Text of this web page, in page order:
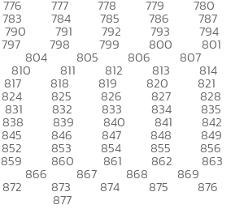
776 777 778 779 780
783 784 785 786 787
790 791 792 793 794
797 798 799 800 801
804 805 806 807
810 811 812 813 814
817 818 819 820 821
824 825 826 827 828
831 832 833 834 835
838 839 840 841 842
845 846 847 848 849
852 853 854 855 856
859 860 861 862 863
866 867 868 869
872 873 874 875 876
877